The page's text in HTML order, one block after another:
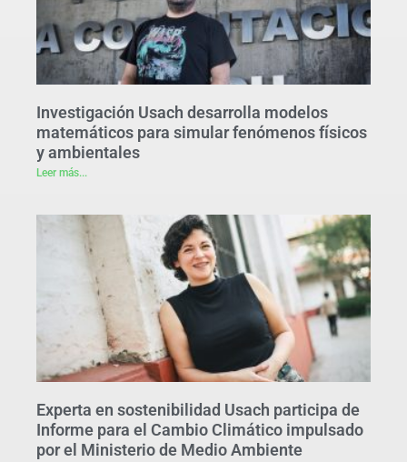
Investigación Usach desarrolla modelos
matemáticos para simular fenómenos físicos
y ambientales
Leer más...
Experta en sostenibilidad Usach participa de
Informe para el Cambio Climático impulsado
por el Ministerio de Medio Ambiente